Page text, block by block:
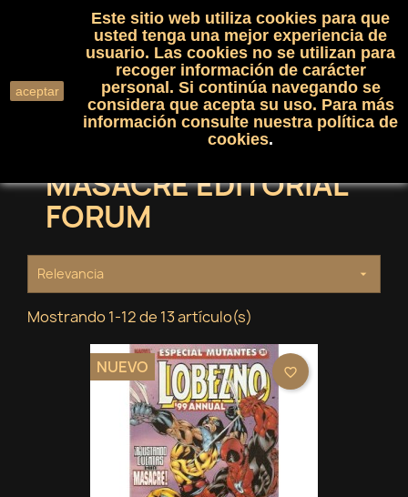
shopping_cart(0)

search
MASACRE EDITORIAL
FORUM
Relevancia 
Mostrando 1-12 de 13 artículo(s)
NUEVO favorite_border
aceptar
Este sitio web utiliza cookies para que
usted tenga una mejor experiencia de
usuario. Las cookies no se utilizan para
recoger información de carácter
personal. Si continúa navegando se
considera que acepta su uso. Para más
información consulte nuestra política de
cookies.